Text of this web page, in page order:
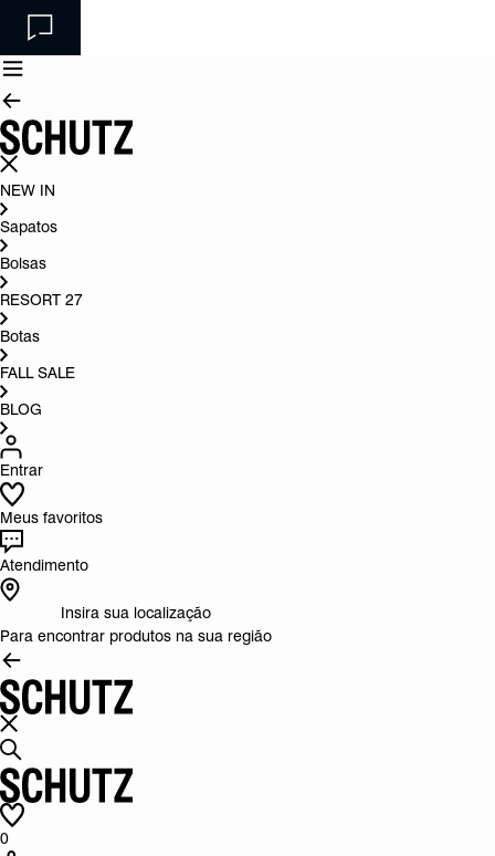
NEW IN
Sapatos
Bolsas
RESORT 27
Botas
FALL SALE
BLOG
Entrar
Meus favoritos
Atendimento
Insira sua localização
Para encontrar produtos na sua região
0